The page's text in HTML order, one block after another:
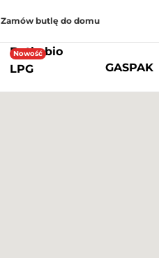
Zamów butlę do domu
Butle bio
LPG
Nowość
GASPAK